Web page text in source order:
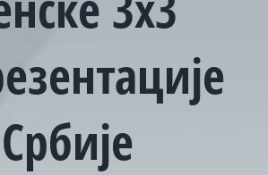
Србије